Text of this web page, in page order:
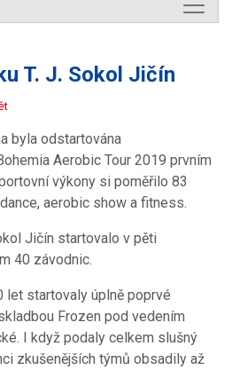
T. J. Sokol Jičín
byla odstartována
Aerobic Tour 2019 prvním
výkony si poměřilo 83
aerobic show a fitness.
Jičín startovalo v pěti
40 závodnic.
let startovaly úplně poprvé
Frozen pod vedením
I když podaly celkem slušný
zkušenějších týmů obsadily až